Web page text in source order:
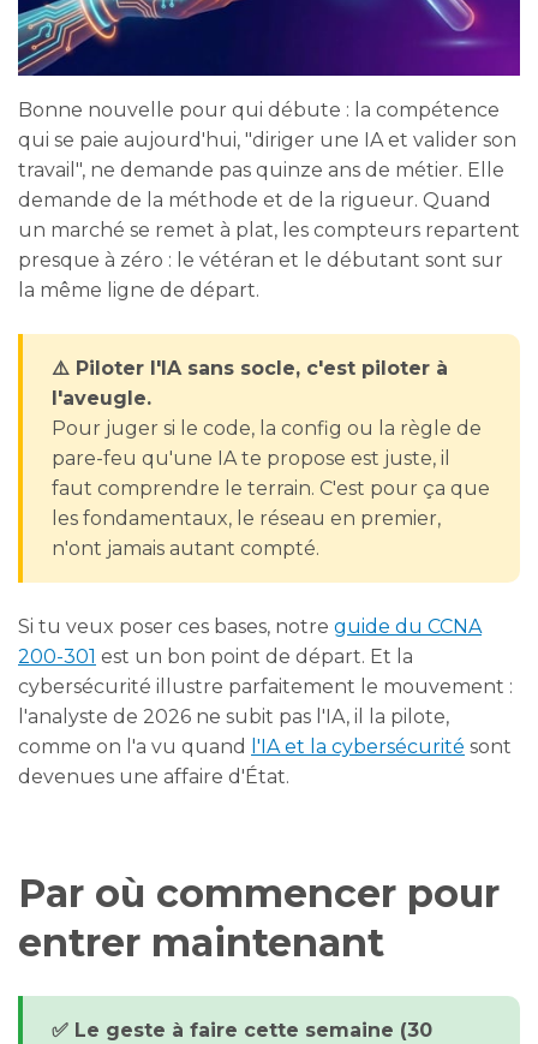
Bonne nouvelle pour qui débute : la compétence
qui se paie aujourd'hui, "diriger une IA et valider son
travail", ne demande pas quinze ans de métier. Elle
demande de la méthode et de la rigueur. Quand
un marché se remet à plat, les compteurs repartent
presque à zéro : le vétéran et le débutant sont sur
la même ligne de départ.
⚠️ Piloter l'IA sans socle, c'est piloter à
l'aveugle.
Pour juger si le code, la config ou la règle de
pare-feu qu'une IA te propose est juste, il
faut comprendre le terrain. C'est pour ça que
les fondamentaux, le réseau en premier,
n'ont jamais autant compté.
Si tu veux poser ces bases, notre guide du CCNA
200-301 est un bon point de départ. Et la
cybersécurité illustre parfaitement le mouvement :
l'analyste de 2026 ne subit pas l'IA, il la pilote,
comme on l'a vu quand
l'IA et la cybersécurité sont
devenues une affaire d'État.
Par où commencer pour
entrer maintenant
✅ Le geste à faire cette semaine (30